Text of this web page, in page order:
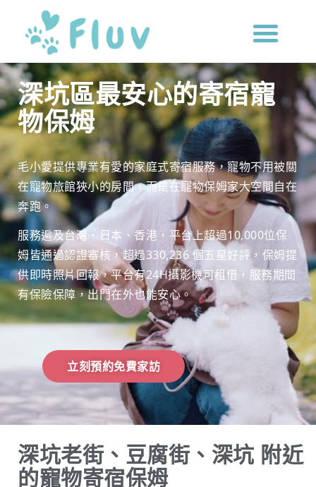
深坑區最安心的寄宿寵
物保姆
毛小愛提供專業有愛的家庭式寄宿服務，寵物不用被關
在寵物旅館狹小的房間，而是在寵物保姆家大空間自在
奔跑。
服務遍及台灣、日本、香港，平台上超過10,000位保
姆皆通過認證審核，超過330,236 個五星好評，保姆提
供即時照片回報，平台有24H攝影機可租借，服務期間
有保險保障，出門在外也能安心。
立刻預約免費家訪
深坑老街、豆腐街、深坑 附近
的寵物寄宿保姆